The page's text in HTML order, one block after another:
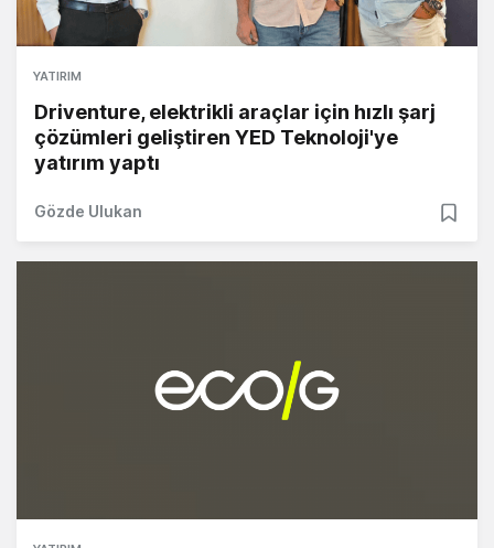
YATIRIM
Driventure, elektrikli araçlar için hızlı şarj
çözümleri geliştiren YED Teknoloji'ye
yatırım yaptı
Gözde Ulukan